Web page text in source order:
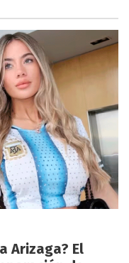
Arizaga? El